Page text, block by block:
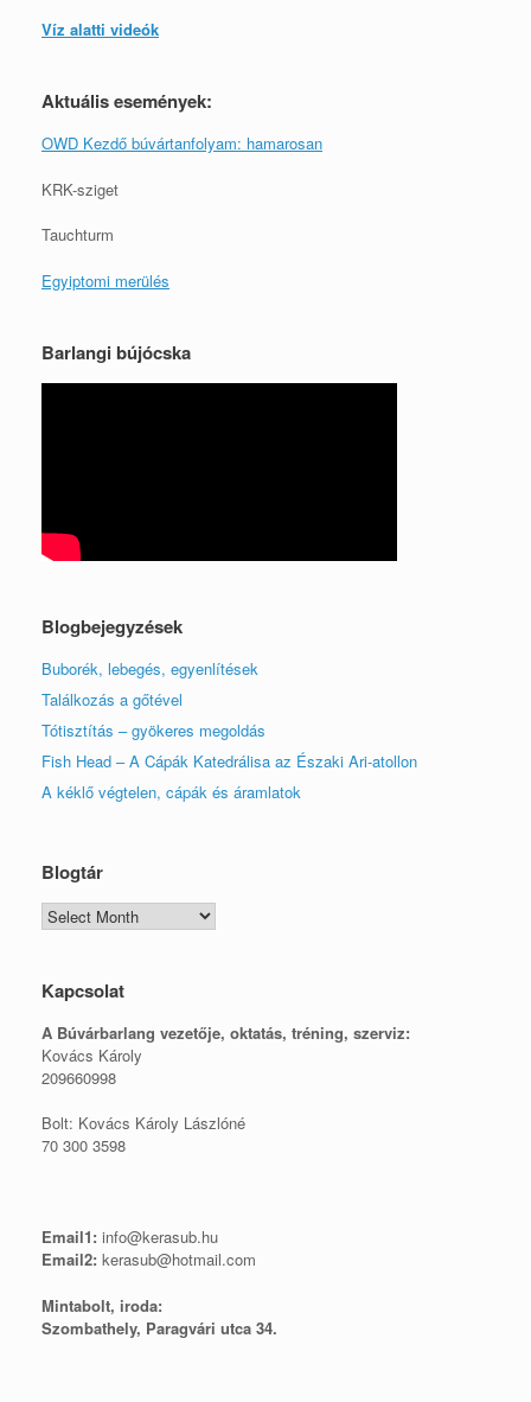
Víz alatti videók
Aktuális események:
OWD Kezdő búvártanfolyam: hamarosan
KRK-sziget
Tauchturm
Egyiptomi merülés
Barlangi bújócska
Blogbejegyzések
Buborék, lebegés, egyenlítések
Találkozás a gőtével
Tótisztítás – gyökeres megoldás
Fish Head – A Cápák Katedrálisa az Északi Ari-atollon
A kéklő végtelen, cápák és áramlatok
Blogtár
Blogtár
Kapcsolat
A Búvárbarlang vezetője, oktatás, tréning, szerviz:
Kovács Károly
209660998
Bolt: Kovács Károly Lászlóné
70 300 3598
Email1: info@kerasub.hu
Email2: kerasub@hotmail.com
Mintabolt, iroda:
Szombathely, Paragvári utca 34.